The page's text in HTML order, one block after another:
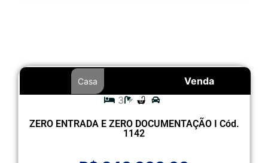
Venda
Casa
3
ZERO ENTRADA E ZERO DOCUMENTAÇÃO I Cód.
1142